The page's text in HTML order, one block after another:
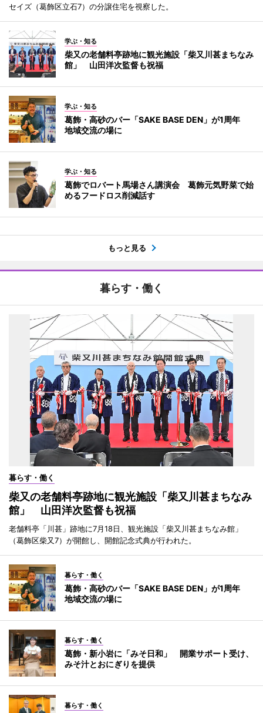
セイズ（葛飾区立石7）の分譲住宅を視察した。
学ぶ・知る
柴又の老舗料亭跡地に観光施設「柴又川甚まちなみ
館」 山田洋次監督も祝福
学ぶ・知る
葛飾・高砂のバー「SAKE BASE DEN」が1周年
地域交流の場に
学ぶ・知る
葛飾でロバート馬場さん講演会 葛飾元気野菜で始
めるフードロス削減話す
もっと見る
暮らす・働く
暮らす・働く
柴又の老舗料亭跡地に観光施設「柴又川甚まちなみ
館」 山田洋次監督も祝福
老舗料亭「川甚」跡地に7月18日、観光施設「柴又川甚まちなみ館」
（葛飾区柴又7）が開館し、開館記念式典が行われた。
暮らす・働く
葛飾・高砂のバー「SAKE BASE DEN」が1周年
地域交流の場に
暮らす・働く
葛飾・新小岩に「みそ日和」 開業サポート受け、
みそ汁とおにぎりを提供
暮らす・働く